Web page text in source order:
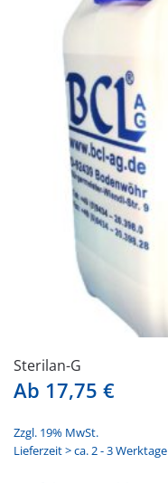
Sterilan-G
Ab 17,75 €
Zzgl. 19% MwSt.
Lieferzeit > ca. 2 - 3 Werktage